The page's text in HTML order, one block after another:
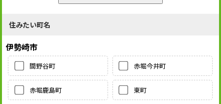
住みたい町名
伊勢崎市
間野谷町 赤堀今井町
赤堀鹿島町 東町